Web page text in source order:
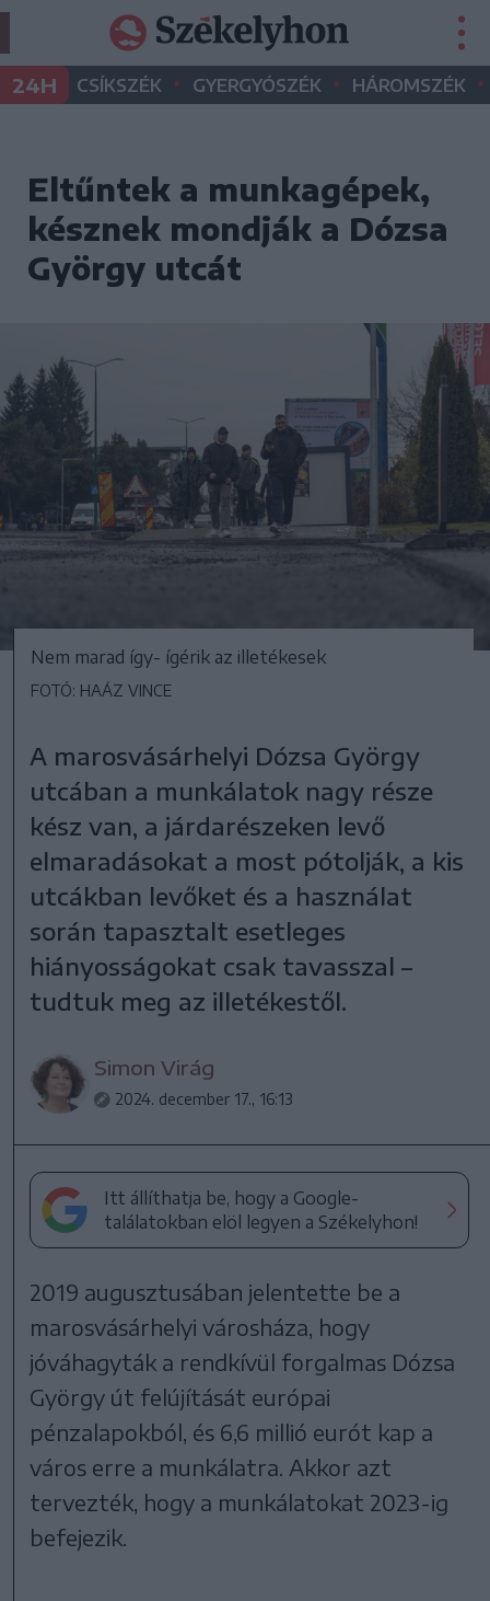
24H CSÍKSZÉK • GYERGYÓSZÉK • HÁROMSZÉK •
Eltűntek a munkagépek,
késznek mondják a Dózsa
György utcát
Nem marad így- ígérik az illetékesek
FOTÓ: HAÁZ VINCE
A marosvásárhelyi Dózsa György
utcában a munkálatok nagy része
kész van, a járdarészeken levő
elmaradásokat a most pótolják, a kis
utcákban levőket és a használat
során tapasztalt esetleges
hiányosságokat csak tavasszal –
tudtuk meg az illetékestől.
Simon Virág
2024. december 17., 16:13
Itt állíthatja be, hogy a Google-
találatokban elöl legyen a Székelyhon!
2019 augusztusában jelentette be a
marosvásárhelyi városháza, hogy
jóváhagyták a rendkívül forgalmas Dózsa
György út felújítását európai
pénzalapokból, és 6,6 millió eurót kap a
város erre a munkálatra. Akkor azt
tervezték, hogy a munkálatokat 2023-ig
befejezik.